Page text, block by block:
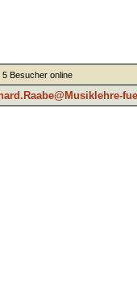
Besucher online